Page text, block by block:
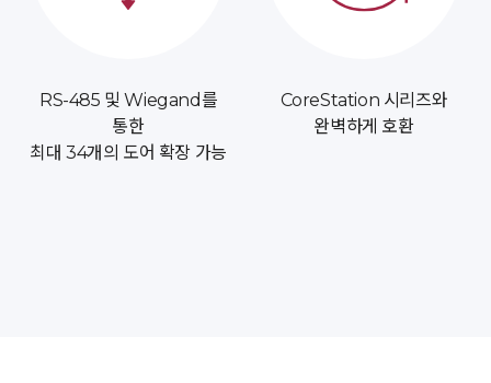
RS-485 및 Wiegand를
통한
최대 34개의 도어 확장 가능
CoreStation 시리즈와
완벽하게 호환